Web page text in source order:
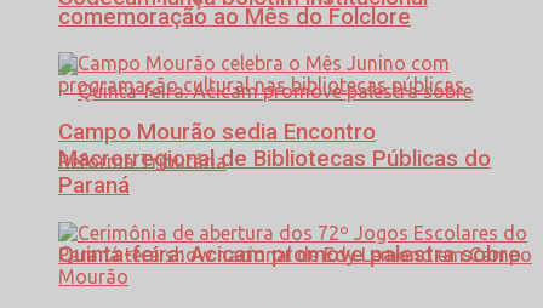
Quinta-feira: Acicam promove palestra sobre
comemoração ao Mês do Folclore
Campo Mourão sedia Encontro
Macrorregional de Bibliotecas Públicas do
Paraná